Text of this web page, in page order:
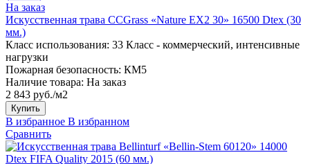
На заказ
Искусственная трава CCGrass «Nature EX2 30» 16500 Dtex (30
мм.)
Класс использования: 33 Класс - коммерческий, интенсивные
нагрузки
Пожарная безопасность: КМ5
Наличие товара: На заказ
2 843 руб./м2
Купить
В избранное В избранном
Сравнить